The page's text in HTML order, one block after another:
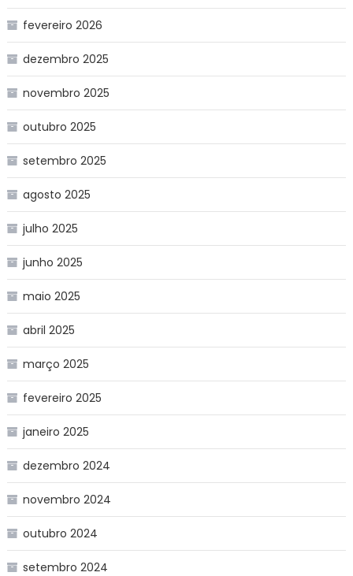
fevereiro 2026
dezembro 2025
novembro 2025
outubro 2025
setembro 2025
agosto 2025
julho 2025
junho 2025
maio 2025
abril 2025
março 2025
fevereiro 2025
janeiro 2025
dezembro 2024
novembro 2024
outubro 2024
setembro 2024